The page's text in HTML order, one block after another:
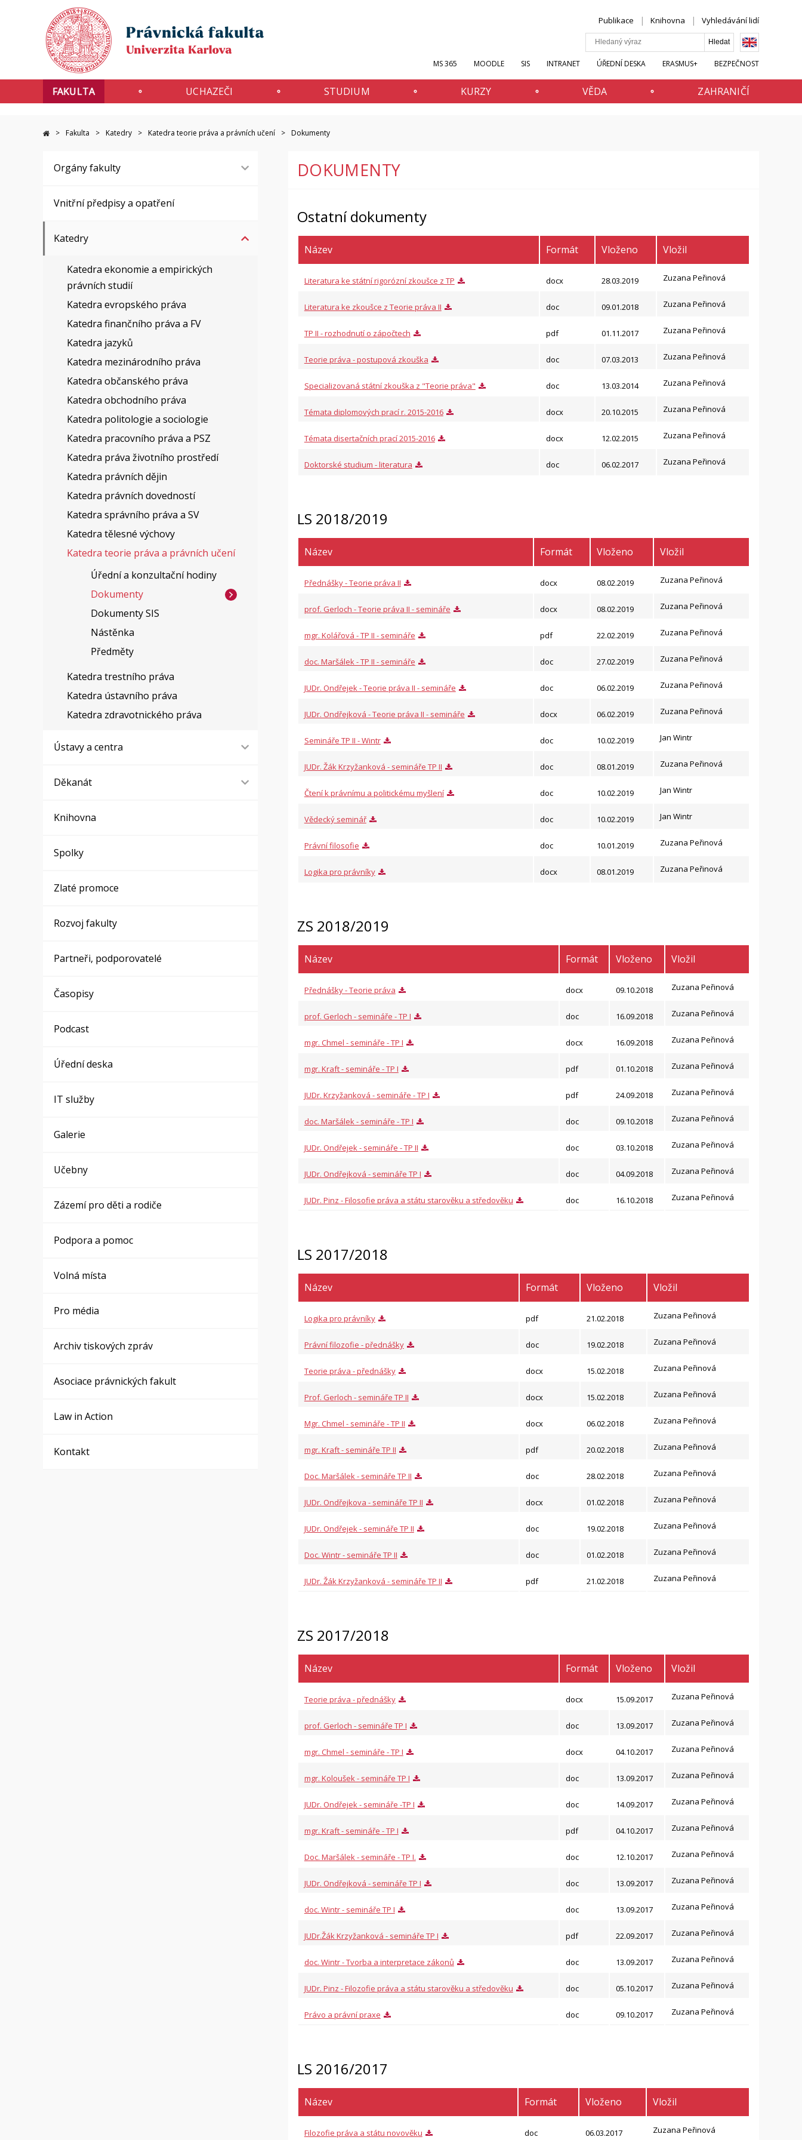
Publikace Knihovna Vyhledávání lidí
MS 365 MOODLE SIS INTRANET ÚŘEDNÍ DESKA ERASMUS+ BEZPEČNOST
FAKULTA UCHAZEČI STUDIUM KURZY VĚDA ZAHRANIČÍ
Fakulta Katedry Katedra teorie práva a právních učení Dokumenty
Orgány fakulty
Vnitřní předpisy a opatření
Katedry
Katedra ekonomie a empirických
právních studií
Katedra evropského práva
Katedra finančního práva a FV
Katedra jazyků
Katedra mezinárodního práva
Katedra občanského práva
Katedra obchodního práva
Katedra politologie a sociologie
Katedra pracovního práva a PSZ
Katedra práva životního prostředí
Katedra právních dějin
Katedra právních dovedností
Katedra správního práva a SV
Katedra tělesné výchovy
Katedra teorie práva a právních učení
Úřední a konzultační hodiny
Dokumenty
Dokumenty SIS
Nástěnka
Předměty
Katedra trestního práva
Katedra ústavního práva
Katedra zdravotnického práva
Ústavy a centra
Děkanát
Knihovna
Spolky
Zlaté promoce
Rozvoj fakulty
Partneři, podporovatelé
Časopisy
Podcast
Úřední deska
IT služby
Galerie
Učebny
Zázemí pro děti a rodiče
Podpora a pomoc
Volná místa
Pro média
Archiv tiskových zpráv
Asociace právnických fakult
Law in Action
Kontakt
DOKUMENTY
Ostatní dokumenty
Název Formát Vloženo Vložil
Literatura ke státní rigorózní zkoušce z TP docx 28.03.2019 Zuzana Peřinová
Literatura ke zkoušce z Teorie práva II doc 09.01.2018 Zuzana Peřinová
TP II - rozhodnutí o zápočtech pdf 01.11.2017 Zuzana Peřinová
Teorie práva - postupová zkouška doc 07.03.2013 Zuzana Peřinová
Specializovaná státní zkouška z "Teorie práva" doc 13.03.2014 Zuzana Peřinová
Témata diplomových prací r. 2015-2016 docx 20.10.2015 Zuzana Peřinová
Témata disertačních prací 2015-2016 docx 12.02.2015 Zuzana Peřinová
Doktorské studium - literatura doc 06.02.2017 Zuzana Peřinová
LS 2018/2019
Název Formát Vloženo Vložil
Přednášky - Teorie práva II docx 08.02.2019 Zuzana Peřinová
prof. Gerloch - Teorie práva II - semináře docx 08.02.2019 Zuzana Peřinová
mgr. Kolářová - TP II - semináře pdf 22.02.2019 Zuzana Peřinová
doc. Maršálek - TP II - semináře doc 27.02.2019 Zuzana Peřinová
JUDr. Ondřejek - Teorie práva II - semináře doc 06.02.2019 Zuzana Peřinová
JUDr. Ondřejková - Teorie práva II - semináře docx 06.02.2019 Zuzana Peřinová
Semináře TP II - Wintr doc 10.02.2019 Jan Wintr
JUDr. Žák Krzyžanková - semináře TP II doc 08.01.2019 Zuzana Peřinová
Čtení k právnímu a politickému myšlení doc 10.02.2019 Jan Wintr
Vědecký seminář doc 10.02.2019 Jan Wintr
Právní filosofie doc 10.01.2019 Zuzana Peřinová
Logika pro právníky docx 08.01.2019 Zuzana Peřinová
ZS 2018/2019
Název Formát Vloženo Vložil
Přednášky - Teorie práva docx 09.10.2018 Zuzana Peřinová
prof. Gerloch - semináře - TP I doc 16.09.2018 Zuzana Peřinová
mgr. Chmel - semináře - TP I docx 16.09.2018 Zuzana Peřinová
mgr. Kraft - semináře - TP I pdf 01.10.2018 Zuzana Peřinová
JUDr. Krzyžanková - semináře - TP I pdf 24.09.2018 Zuzana Peřinová
doc. Maršálek - semináře - TP I doc 09.10.2018 Zuzana Peřinová
JUDr. Ondřejek - semináře - TP II doc 03.10.2018 Zuzana Peřinová
JUDr. Ondřejková - semináře TP I doc 04.09.2018 Zuzana Peřinová
JUDr. Pinz - Filosofie práva a státu starověku a středověku doc 16.10.2018 Zuzana Peřinová
LS 2017/2018
Název Formát Vloženo Vložil
Logika pro právníky pdf 21.02.2018 Zuzana Peřinová
Právní filozofie - přednášky doc 19.02.2018 Zuzana Peřinová
Teorie práva - přednášky docx 15.02.2018 Zuzana Peřinová
Prof. Gerloch - semináře TP II docx 15.02.2018 Zuzana Peřinová
Mgr. Chmel - semináře - TP II docx 06.02.2018 Zuzana Peřinová
mgr. Kraft - semináře TP II pdf 20.02.2018 Zuzana Peřinová
Doc. Maršálek - semináře TP II doc 28.02.2018 Zuzana Peřinová
JUDr. Ondřejkova - semináře TP II docx 01.02.2018 Zuzana Peřinová
JUDr. Ondřejek - semináře TP II doc 19.02.2018 Zuzana Peřinová
Doc. Wintr - semináře TP II doc 01.02.2018 Zuzana Peřinová
JUDr. Žák Krzyžanková - semináře TP II pdf 21.02.2018 Zuzana Peřinová
ZS 2017/2018
Název Formát Vloženo Vložil
Teorie práva - přednášky docx 15.09.2017 Zuzana Peřinová
prof. Gerloch - semináře TP I doc 13.09.2017 Zuzana Peřinová
mgr. Chmel - semináře - TP I docx 04.10.2017 Zuzana Peřinová
mgr. Koloušek - semináře TP I doc 13.09.2017 Zuzana Peřinová
JUDr. Ondřejek - semináře -TP I doc 14.09.2017 Zuzana Peřinová
mgr. Kraft - semináře - TP I pdf 04.10.2017 Zuzana Peřinová
Doc. Maršálek - semináře - TP I. doc 12.10.2017 Zuzana Peřinová
JUDr. Ondřejková - semináře TP I doc 13.09.2017 Zuzana Peřinová
doc. Wintr - semináře TP I doc 13.09.2017 Zuzana Peřinová
JUDr.Žák Krzyžanková - semináře TP I pdf 22.09.2017 Zuzana Peřinová
doc. Wintr - Tvorba a interpretace zákonů doc 13.09.2017 Zuzana Peřinová
JUDr. Pinz - Filozofie práva a státu starověku a středověku doc 05.10.2017 Zuzana Peřinová
Právo a právní praxe doc 09.10.2017 Zuzana Peřinová
LS 2016/2017
Název Formát Vloženo Vložil
Filozofie práva a státu novověku doc 06.03.2017 Zuzana Peřinová